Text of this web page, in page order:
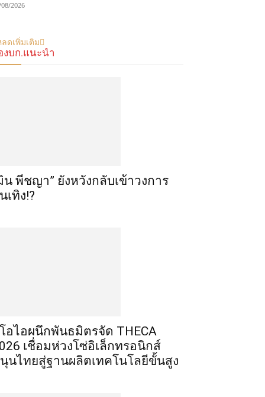
2026
ดเพิ่มเติม
งบก.แนะนำ
น พีชญา” ยังหวังกลับเข้าวงการ
เทิง!?
อไอผนึกพันธมิตรจัด THECA
เชื่อมห่วงโซ่อิเล็กทรอนิกส์
นไทยสู่ฐานผลิตเทคโนโลยีขั้นสูง